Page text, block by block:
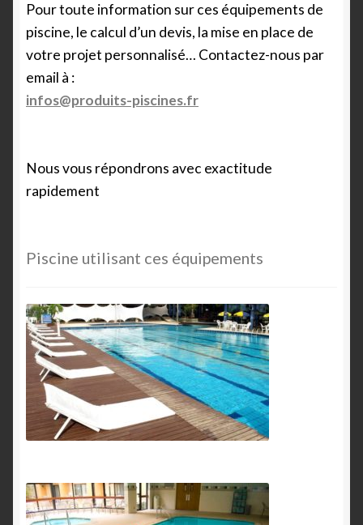
Pour toute information sur ces équipements de
piscine, le calcul d’un devis, la mise en place de
votre projet personnalisé… Contactez-nous par
email à :
infos@produits-piscines.fr
Nous vous répondrons avec exactitude
rapidement
Piscine utilisant ces équipements